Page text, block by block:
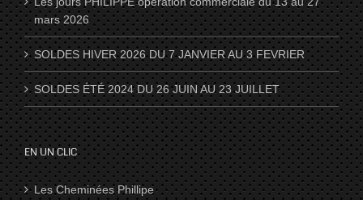
mars 2026
SOLDES HIVER 2026 DU 7 JANVIER AU 3 FEVRIER
SOLDES ÉTÉ 2024 DU 26 JUIN AU 23 JUILLET
EN UN CLIC
Les Cheminées Phillipe